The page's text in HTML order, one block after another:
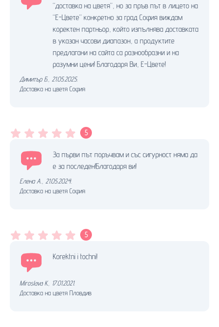
“доставка на цветя”, но за пръв път в лицето на
“Е-Цвете” конкретно за град София виждам
коректен партньор, който изпълнява доставката
в указан часови диапазон, а продуктите
предлагани на сайта са разнообразни и на
разумни цени! Благодаря Ви, Е-Цвете!
Димитър Б. 21.05.2025.
Доставка на цветя София
5
За първи път поръчвам и със сигурност няма да
е за последен!Благодаря ви!
Елена А.
21.05.2024.
Доставка на цветя София
5
Korektni i tochni!
Miroslava K., 17.01.2021.
Доставка на цветя Пловдив